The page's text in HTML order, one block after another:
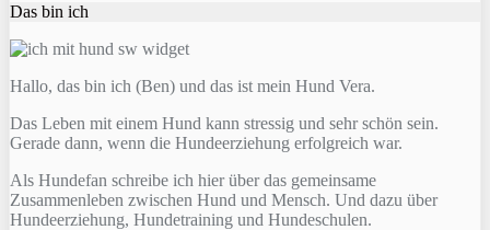
Das bin ich
Hallo, das bin ich (Ben) und das ist mein Hund Vera.
Das Leben mit einem Hund kann stressig und sehr schön sein.
Gerade dann, wenn die Hundeerziehung erfolgreich war.
Als Hundefan schreibe ich hier über das gemeinsame
Zusammenleben zwischen Hund und Mensch. Und dazu über
Hundeerziehung, Hundetraining und Hundeschulen.